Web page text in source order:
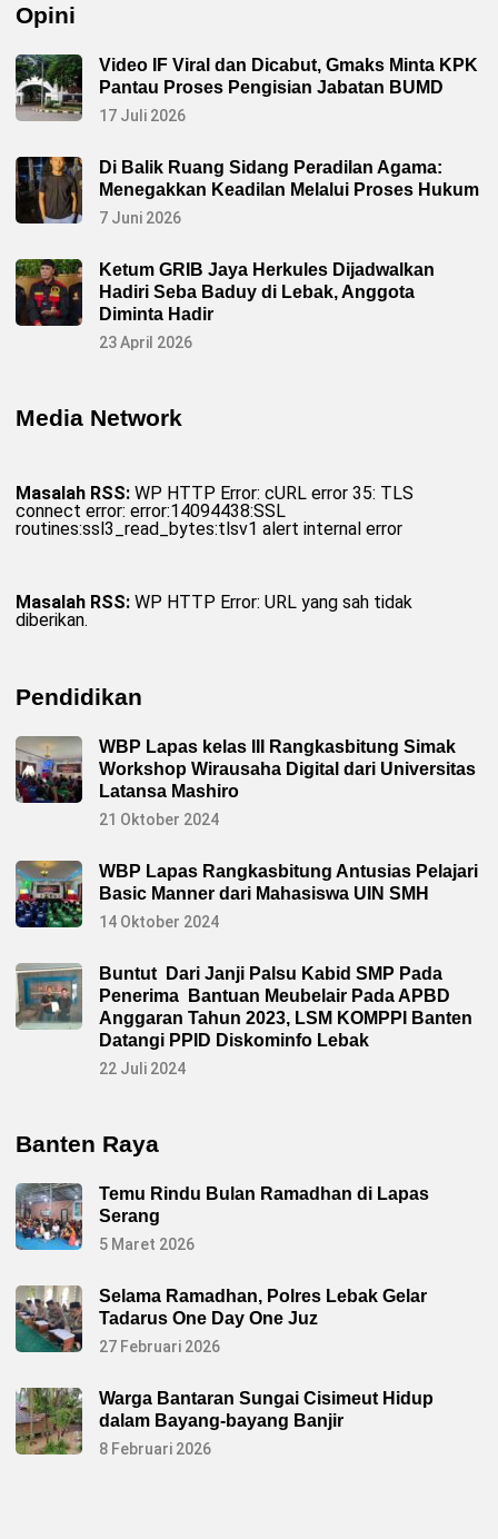
Opini
Video IF Viral dan Dicabut, Gmaks Minta KPK
Pantau Proses Pengisian Jabatan BUMD
17 Juli 2026
Di Balik Ruang Sidang Peradilan Agama:
Menegakkan Keadilan Melalui Proses Hukum
7 Juni 2026
Ketum GRIB Jaya Herkules Dijadwalkan
Hadiri Seba Baduy di Lebak, Anggota
Diminta Hadir
23 April 2026
Media Network
Masalah RSS: WP HTTP Error: cURL error 35: TLS
connect error: error:14094438:SSL
routines:ssl3_read_bytes:tlsv1 alert internal error
Masalah RSS: WP HTTP Error: URL yang sah tidak
diberikan.
Pendidikan
WBP Lapas kelas III Rangkasbitung Simak
Workshop Wirausaha Digital dari Universitas
Latansa Mashiro
21 Oktober 2024
WBP Lapas Rangkasbitung Antusias Pelajari
Basic Manner dari Mahasiswa UIN SMH
14 Oktober 2024
Buntut Dari Janji Palsu Kabid SMP Pada
Penerima Bantuan Meubelair Pada APBD
Anggaran Tahun 2023, LSM KOMPPI Banten
Datangi PPID Diskominfo Lebak
22 Juli 2024
Banten Raya
Temu Rindu Bulan Ramadhan di Lapas
Serang
5 Maret 2026
Selama Ramadhan, Polres Lebak Gelar
Tadarus One Day One Juz
27 Februari 2026
Warga Bantaran Sungai Cisimeut Hidup
dalam Bayang-bayang Banjir
8 Februari 2026